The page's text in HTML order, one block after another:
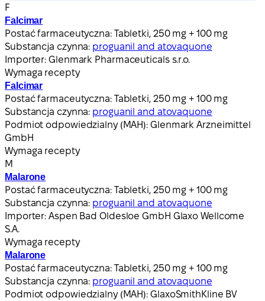
F
Falcimar
Postać farmaceutyczna: Tabletki, 250 mg + 100 mg
Substancja czynna: proguanil and atovaquone
Importer:Glenmark Pharmaceuticals s.r.o.
Wymaga recepty
Falcimar
Postać farmaceutyczna: Tabletki, 250 mg + 100 mg
Substancja czynna: proguanil and atovaquone
Podmiot odpowiedzialny (MAH): Glenmark Arzneimittel
GmbH
Wymaga recepty
M
Malarone
Postać farmaceutyczna: Tabletki, 250 mg + 100 mg
Substancja czynna: proguanil and atovaquone
Importer:Aspen Bad Oldesloe GmbH Glaxo Wellcome
S.A.
Wymaga recepty
Malarone
Postać farmaceutyczna: Tabletki, 250 mg + 100 mg
Substancja czynna: proguanil and atovaquone
Podmiot odpowiedzialny (MAH): GlaxoSmithKline BV